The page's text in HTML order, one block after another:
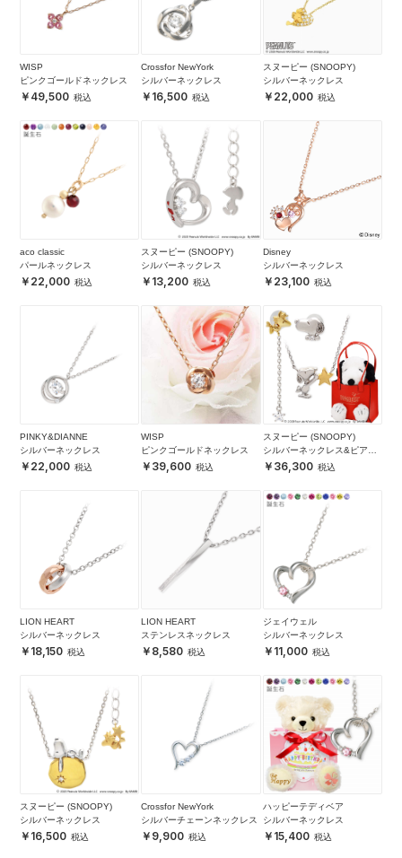
WISP
ピンクゴールドネックレス
49,500
Crossfor NewYork
シルバーネックレス
16,500
スヌーピー (SNOOPY)
シルバーネックレス
22,000
aco classic
パールネックレス
22,000
スヌーピー (SNOOPY)
シルバーネックレス
13,200
Disney
シルバーネックレス
23,100
PINKY&DIANNE
シルバーネックレス
22,000
WISP
ピンクゴールドネックレス
39,600
スヌーピー (SNOOPY)
シルバーネックレス&ピアス
セット
36,300
LION HEART
シルバーネックレス
18,150
LION HEART
ステンレスネックレス
8,580
ジェイウェル
シルバーネックレス
11,000
スヌーピー (SNOOPY)
シルバーネックレス
16,500
Crossfor NewYork
シルバーチェーンネックレス
9,900
ハッピーテディベア
シルバーネックレス
15,400